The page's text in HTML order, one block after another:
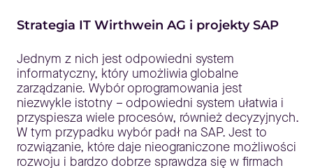
Strategia IT Wirthwein AG i projekty SAP
Jednym z nich jest odpowiedni system
informatyczny, który umożliwia globalne
zarządzanie. Wybór oprogramowania jest
niezwykle istotny – odpowiedni system ułatwia i
przyspiesza wiele procesów, również decyzyjnych.
W tym przypadku wybór padł na SAP. Jest to
rozwiązanie, które daje nieograniczone możliwości
rozwoju i bardzo dobrze sprawdza się w firmach